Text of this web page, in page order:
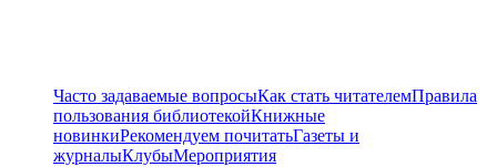
Часто задаваемые вопросыКак стать читателемПравила
пользования библиотекойКнижные
новинкиРекомендуем почитатьГазеты и
журналыКлубыМероприятия